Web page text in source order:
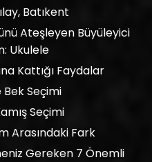
Batıkent
Ateşleyen Büyüleyici
Ukulele
Kattığı Faydalar
Seçimi
Seçimi
Arasındaki Fark
Gereken 7 Önemli